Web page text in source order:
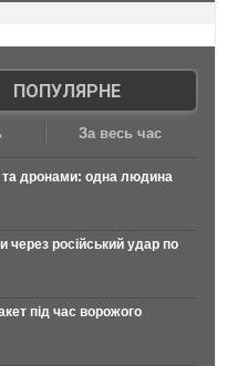
ПОПУЛЯРНЕ
За весь час
та дронами: одна людина
російський удар по
під час ворожого